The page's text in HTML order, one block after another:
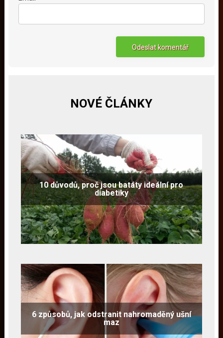
NOVÉ ČLÁNKY
10 důvodů, proč jsou batáty ideální pro
diabetiky
6 způsobů, jak odstranit nahromaděný ušní
maz